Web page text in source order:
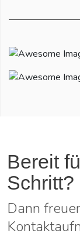
Bereit
Schritt?
Dann